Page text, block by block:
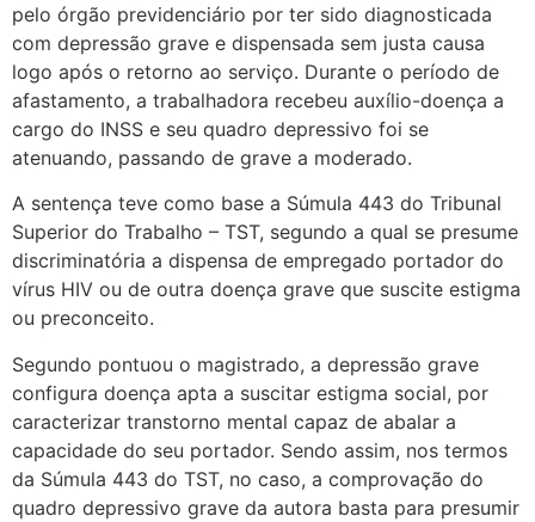
pelo órgão previdenciário por ter sido diagnosticada
com depressão grave e dispensada sem justa causa
logo após o retorno ao serviço. Durante o período de
afastamento, a trabalhadora recebeu auxílio-doença a
cargo do INSS e seu quadro depressivo foi se
atenuando, passando de grave a moderado.
A sentença teve como base a Súmula 443 do Tribunal
Superior do Trabalho – TST, segundo a qual se presume
discriminatória a dispensa de empregado portador do
vírus HIV ou de outra doença grave que suscite estigma
ou preconceito.
Segundo pontuou o magistrado, a depressão grave
configura doença apta a suscitar estigma social, por
caracterizar transtorno mental capaz de abalar a
capacidade do seu portador. Sendo assim, nos termos
da Súmula 443 do TST, no caso, a comprovação do
quadro depressivo grave da autora basta para presumir